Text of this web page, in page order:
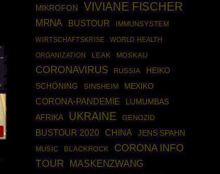
MIKROFON
VIVIANE FISCHER
MRNA BUSTOUR
IMMUNSYSTEM
WIRTSCHAFTSKRISE
WORLD HEALTH
ORGANIZATION
LEAK MOSKAU
CORONAVIRUS RUSSIA
HEIKO
SCHÖNING
SINSHEIM MEXIKO
CORONA-PANDEMIE
LUMUMBAS
AFRIKA
UKRAINE GENOZID
BUSTOUR 2020 CHINA JENS SPAHN
MUSIC BLACKROCK
CORONA INFO
TOUR
MASKENZWANG